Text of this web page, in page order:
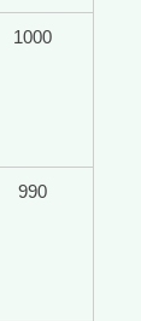
1000
990